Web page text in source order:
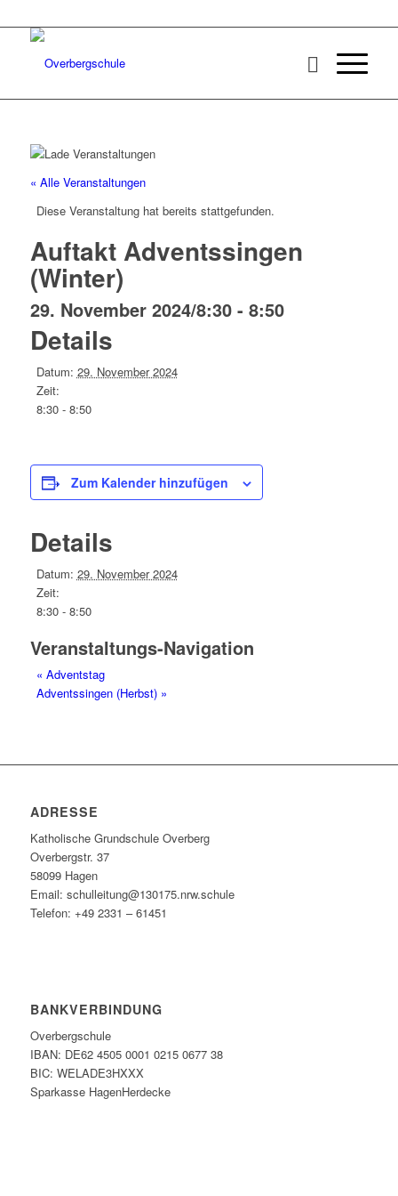
« Alle Veranstaltungen
Diese Veranstaltung hat bereits stattgefunden.
Auftakt Adventssingen
(Winter)
29. November 2024/8:30- 8:50
Details
Datum: 29. November 2024
Zeit:
8:30 - 8:50
Zum Kalender hinzufügen
Details
Datum: 29. November 2024
Zeit:
8:30 - 8:50
Veranstaltungs-Navigation
« Adventstag
Adventssingen (Herbst) »
ADRESSE
Katholische Grundschule Overberg
Overbergstr. 37
58099 Hagen
Email: schulleitung@130175.nrw.schule
Telefon: +49 2331 – 61451
BANKVERBINDUNG
Overbergschule
IBAN: DE62 4505 0001 0215 0677 38
BIC: WELADE3HXXX
Sparkasse HagenHerdecke